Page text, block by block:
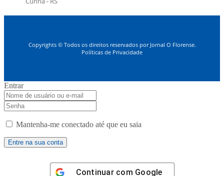
Copyrights © Todos os direitos reservados por Jornal O Florense.
Políticas de Privacidade
Entrar
Mantenha-me conectado até que eu saia
Continuar com Google